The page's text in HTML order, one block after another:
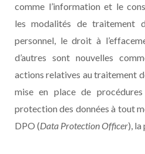
comme l’information et le
les modalités de traitement
personnel, le droit à
d’autres sont nouvelles
actions relatives au traitement
mise en place de
protection des données à tout
DPO (Data Protection Officer),